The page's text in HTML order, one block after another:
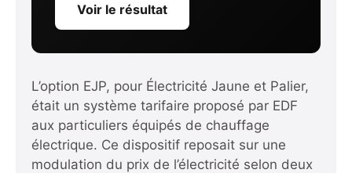
Voir le résultat
L’option EJP, pour Électricité Jaune et Palier,
était un système tarifaire proposé par EDF
aux particuliers équipés de chauffage
électrique. Ce dispositif reposait sur une
modulation du prix de l’électricité selon deux